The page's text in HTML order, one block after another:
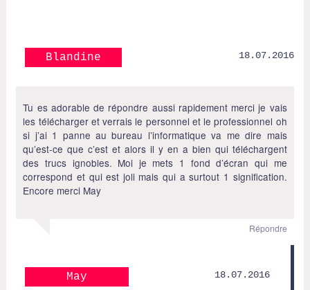
Blandine 18.07.2016
Tu es adorable de répondre aussi rapidement merci je vais
les télécharger et verrais le personnel et le professionnel oh
si j’ai 1 panne au bureau l’informatique va me dire mais
qu’est-ce que c’est et alors il y en a bien qui téléchargent
des trucs ignobles. Moi je mets 1 fond d’écran qui me
correspond et qui est joli mais qui a surtout 1 signification.
Encore merci May
Répondre
May 18.07.2016